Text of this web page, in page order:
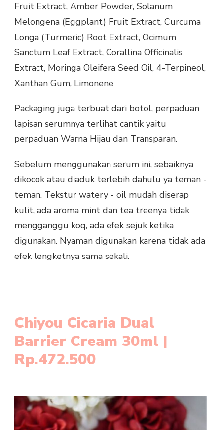
Fruit Extract, Amber Powder, Solanum
Melongena (Eggplant) Fruit Extract, Curcuma
Longa (Turmeric) Root Extract, Ocimum
Sanctum Leaf Extract, Corallina Officinalis
Extract, Moringa Oleifera Seed Oil, 4-Terpineol,
Xanthan Gum, Limonene
Packaging juga terbuat dari botol, perpaduan
lapisan serumnya terlihat cantik yaitu
perpaduan Warna Hijau dan Transparan.
Sebelum menggunakan serum ini, sebaiknya
dikocok atau diaduk terlebih dahulu ya teman -
teman. Tekstur watery - oil mudah diserap
kulit, ada aroma mint dan tea treenya tidak
mengganggu koq, ada efek sejuk ketika
digunakan. Nyaman digunakan karena tidak ada
efek lengketnya sama sekali.
Chiyou Cicaria Dual
Barrier Cream 30ml |
Rp.472.500